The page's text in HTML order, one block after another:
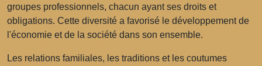
groupes professionnels, chacun ayant ses droits et
obligations. Cette diversité a favorisé le développement de
l'économie et de la société dans son ensemble.
Les relations familiales, les traditions et les coutumes